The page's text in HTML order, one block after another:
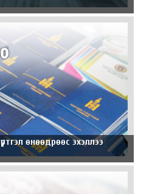
өнөөдрөөс эхэллээ